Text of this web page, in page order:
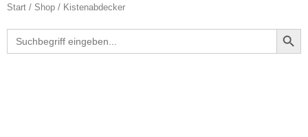
Start / Shop / Kistenabdecker
Search
for:
Search